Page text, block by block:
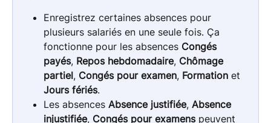
Enregistrez certaines absences pour
plusieurs salariés en une seule fois. Ça
fonctionne pour les absences Congés
payés, Repos hebdomadaire, Chômage
partiel, Congés pour examen, Formation et
Jours fériés.
Les absences Absence justifiée, Absence
injustifiée, Congés pour examens peuvent